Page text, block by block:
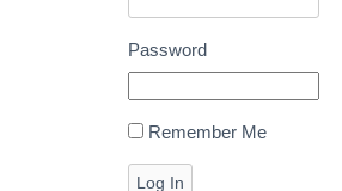
Password
Remember Me
Log In